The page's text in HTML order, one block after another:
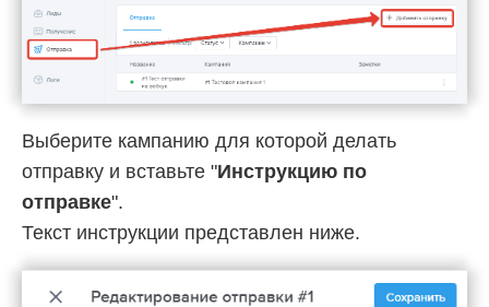
Выберите кампанию для которой делать
отправку и вставьте "Инструкцию по
отправке".
Текст инструкции представлен ниже.